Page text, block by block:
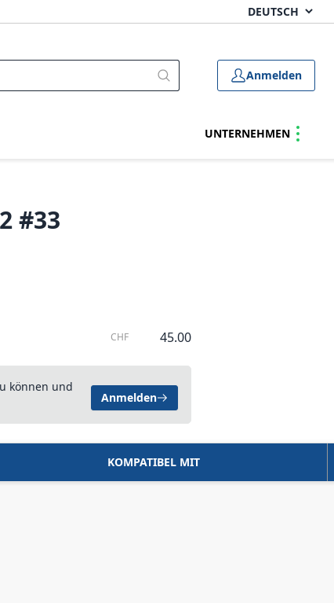
Anmelden
UNTERNEHMEN
#33
CHF 45.00
können und
Anmelden
KOMPATIBEL MIT